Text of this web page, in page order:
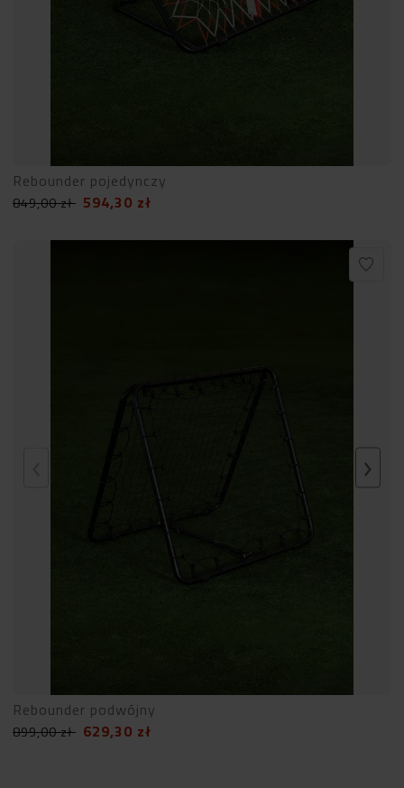
Rebounder pojedynczy
849,00zł 594,30 zł
Rebounder podwójny
899,00zł 629,30 zł